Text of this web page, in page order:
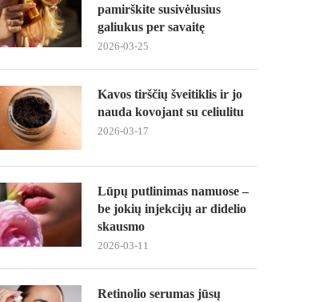
pamirškite susivėlusius
galiukus per savaitę
2026-03-25
Kavos tirščių šveitiklis ir jo
nauda kovojant su celiulitu
2026-03-17
Lūpų putlinimas namuose –
be jokių injekcijų ar didelio
skausmo
2026-03-11
Retinolio serumas jūsų